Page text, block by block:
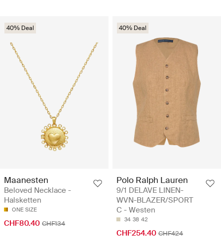
40% Deal
Maanesten
Beloved Necklace -
Halsketten
ONE SIZE
CHF80.40 CHF134
40% Deal
Polo Ralph Lauren
9/1 DELAVE LINEN-
WVN-BLAZER/SPORT
C - Westen
34 38 42
CHF254.40 CHF424